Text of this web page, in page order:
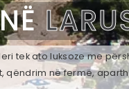
tek ato luksoze me
qëndrim në fermë,